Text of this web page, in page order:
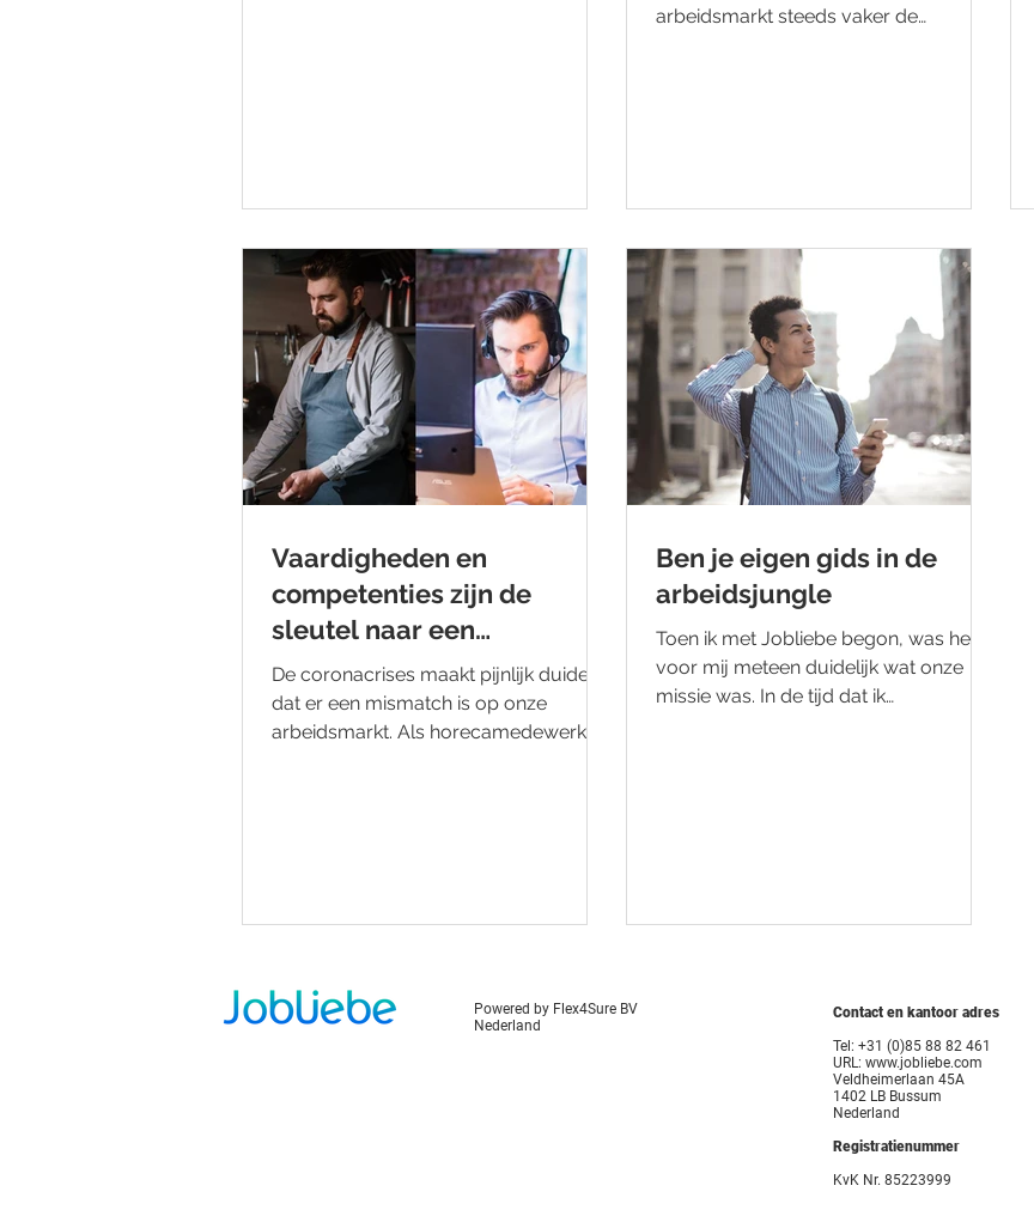
arbeidsmarkt steeds vaker de
Vaardigheden en
competenties zijn de
sleutel naar een
carrièreswitch
De coronacrises maakt pijnlijk duidelijk
dat er een mismatch is op onze
arbeidsmarkt. Als horecamedewerker,
Ben je eigen gids in de
arbeidsjungle
Toen ik met Jobliebe begon, was het
voor mij meteen duidelijk wat onze
missie was. In de tijd dat ik
Powered by Flex4Sure BV
Nederland
Contact en kantoor adres
Tel: +31 (0)85 88 82 461
URL: www.jobliebe.com
Veldheimerlaan 45A
1402 LB Bussum
Nederland
Registratienummer
KvK Nr. 85223999